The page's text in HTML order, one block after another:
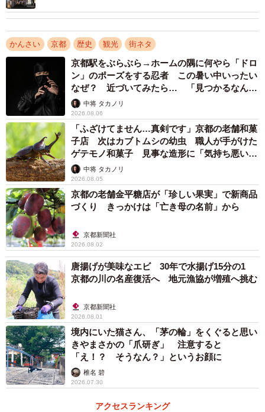
かんさい 京都 歴史 観光 街ネタ
京都駅をぶらぶら→ホームの隅に何やら「ドロ
ン」のポーズをする忍者 この暑い中いったい
なぜ？ 近づいてみたら… 「見つかるなんて
未熟」中将 タカノリ
2026.08.06
「ふざけてません…真剣です」京都の老舗和菓
子店 次はカブトムシの幼虫 職人が手がけた
ゲテモノ和菓子 見事な造形に「気持ち悪いく
らいリアル」
中将 タカノリ
2026.08.05
京都の老舗金平糖店が「珍しい果実」で新商品
づくり きっかけは「亡き母の名前」から
京都新聞社
2026.08.02
唐揚げが美味なエビ 30年で水揚げ15分の1
京都の川の名産復活へ 地元漁協が増殖へ挑む
京都新聞社
2026.08.01
境内にいた猫さん、「茅の輪」をくぐると思い
きやまさかの「爪研ぎ」 注意すると
「え！？ そうなん？」というお顔に
椎名 碧
2026.07.30
アクセスランキング